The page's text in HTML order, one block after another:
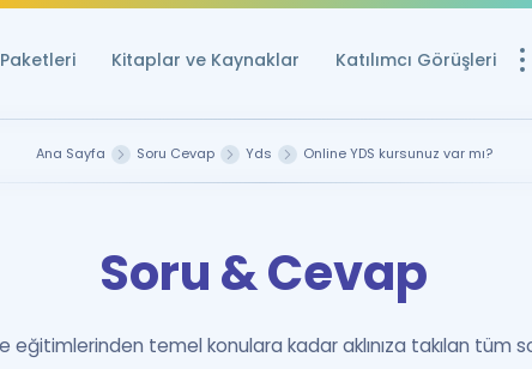
Kitaplar ve Kaynaklar Katılımcı Görüşleri
Ücretsiz
YDS ve YÖKDİL
YDS ve YÖKDİL
Ana Sayfa Soru Cevap Yds Online YDS kursunuz var mı?
Soru & Cevap
eğitimlerinden temel konulara kadar aklınıza takılan tüm